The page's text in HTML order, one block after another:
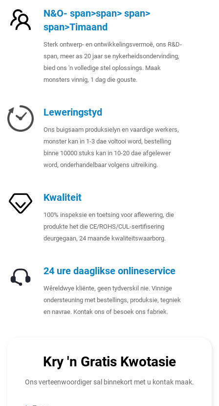
N&O- span>span> span>
span>Timaand
Sterk ontwerp- en ontwikkelingsvermoë, ons R&D-
span, meer as 20 jaar se nykerheidsondervinding,
bied ons 'n volledige stel oplossings. Maak
monsters vinnig, 1 dag die gouste.
Leweringstyd
Ons buigsaam produksielyn en vaardige werkers,
monster kan in 1-3 dae voltooi word, bestelling
binne 10000 stuks kan in 10-20 dae afgelewer
word, onderhandelbaar volgens uitreiking.
Kwaliteit
100% inspeksie en toetsing voor aflewering, die
produkte het die CE/ROHS/CUL-sertifisering
deurgegaan, 24 maande kwaliteitswaarborg.
24 ure daaglikse onlineservice
Wêreldwye kliënte, geen tydverskil nie. Vinnige
ondersteuning met bestellings, produksie, tegniek
en navrae. Kontak ons of besoek ons fabriek.
Kry 'n Gratis Kwotasie
Ons verteenwoordiger sal binnekort met u kontak maak.